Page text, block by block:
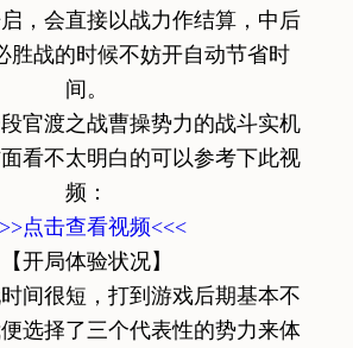
，会直接以战力作结算，中后
胜战的时候不妨开自动节省时
间。
渡之战曹操势力的战斗实机
看不太明白的可以参考下此视
频：
点击查看视频<<<
【开局体验状况】
很短，打到游戏后期基本不
选择了三个代表性的势力来体